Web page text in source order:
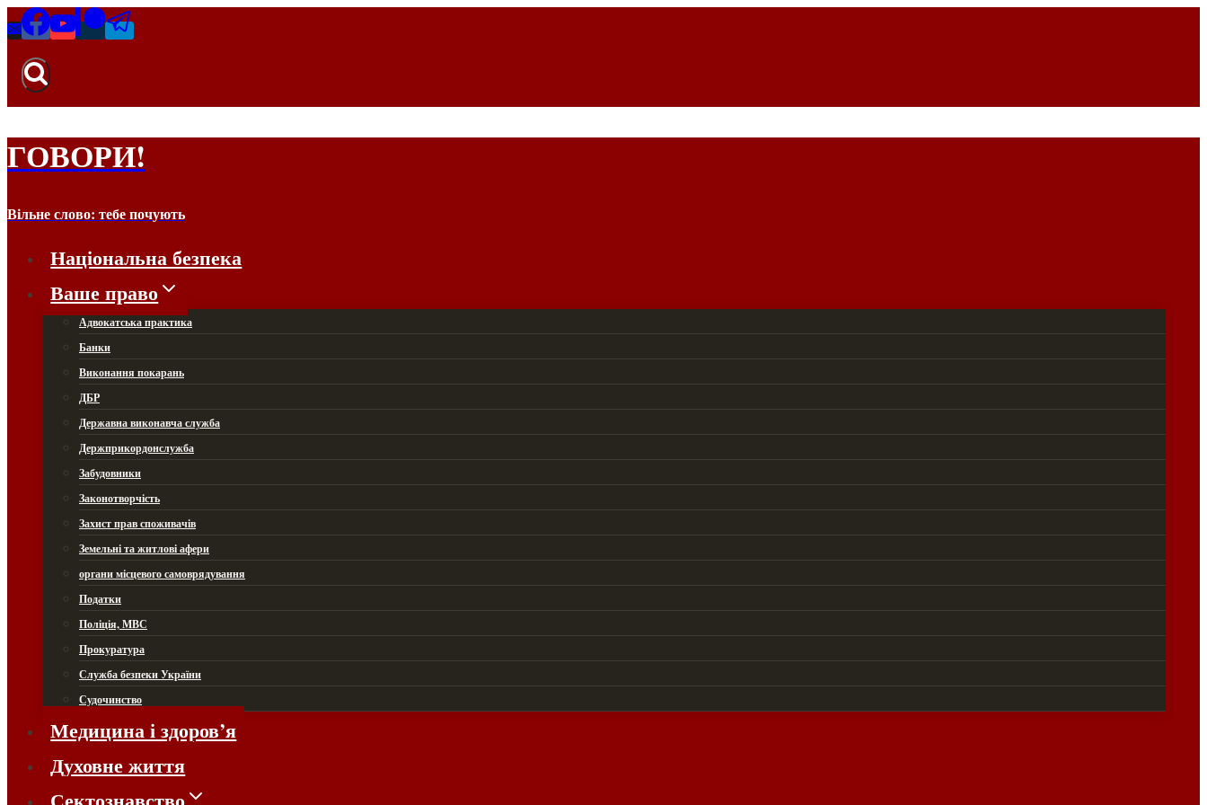
Перейти
до
вмісту
ГОВОРИ!
Вільне слово: тебе почують
Національна безпека
Ваше право
Адвокатська практика
Банки
Виконання покарань
ДБР
Державна виконавча служба
Держприкордонслужба
Забудовники
Законотворчість
Захист прав споживачів
Земельні та житлові афери
органи місцевого самоврядування
Податки
Поліція, МВС
Прокуратура
Служба безпеки України
Судочинство
Медицина і здоров’я
Духовне життя